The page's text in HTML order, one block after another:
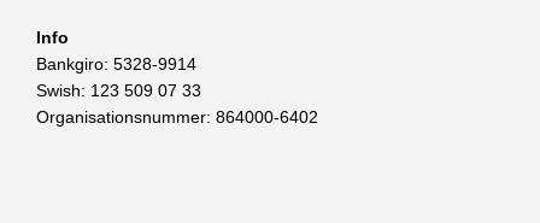
Info
Bankgiro: 5328-9914
Swish: 123 509 07 33
Organisationsnummer: 864000-6402